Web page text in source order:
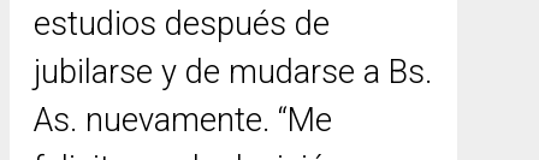
estudios después de
jubilarse y de mudarse a Bs.
As. nuevamente. “Me